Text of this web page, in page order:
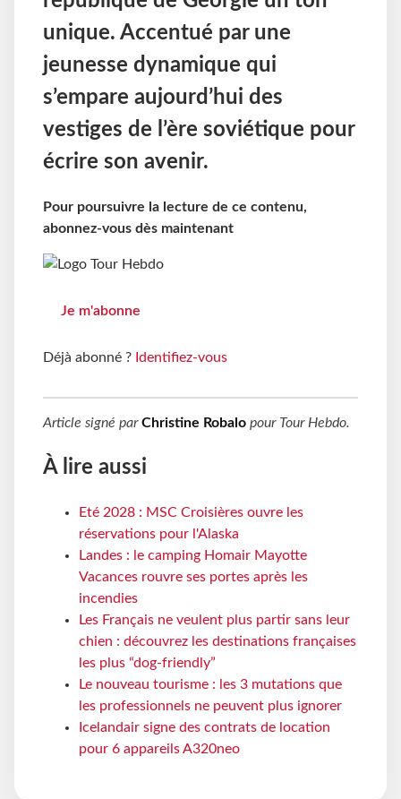
unique. Accentué par une
jeunesse dynamique qui
s’empare aujourd’hui des
vestiges de l’ère soviétique pour
écrire son avenir.
Pour poursuivre la lecture de ce contenu,
abonnez-vous dès maintenant
Je m'abonne
Déjà abonné ? Identifiez-vous
Article signé parChristine Robalo pour Tour Hebdo.
À lire aussi
Eté 2028 : MSC Croisières ouvre les
réservations pour l'Alaska
Landes : le camping Homair Mayotte
Vacances rouvre ses portes après les
incendies
Les Français ne veulent plus partir sans leur
chien : découvrez les destinations françaises
les plus “dog-friendly”
Le nouveau tourisme : les 3 mutations que
les professionnels ne peuvent plus ignorer
Icelandair signe des contrats de location
pour 6 appareils A320neo